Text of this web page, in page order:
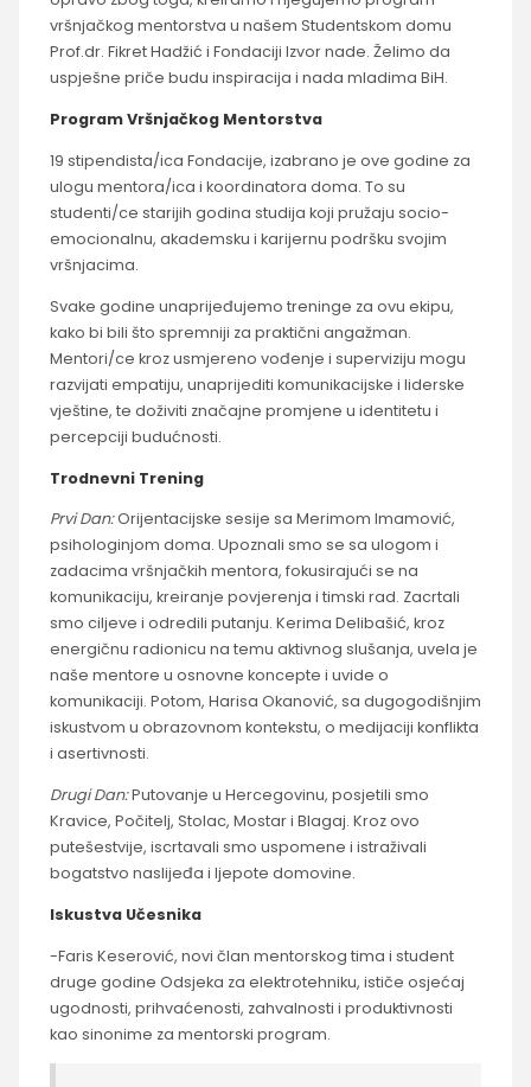
vršnjačkog mentorstva u našem Studentskom domu
Prof.dr. Fikret Hadžić i Fondaciji Izvor nade. Želimo da
uspješne priče budu inspiracija i nada mladima BiH.
Program Vršnjačkog Mentorstva
19 stipendista/ica Fondacije, izabrano je ove godine za
ulogu mentora/ica i koordinatora doma. To su
studenti/ce starijih godina studija koji pružaju socio-
emocionalnu, akademsku i karijernu podršku svojim
vršnjacima.
Svake godine unaprijeđujemo treninge za ovu ekipu,
kako bi bili što spremniji za praktični angažman.
Mentori/ce kroz usmjereno vođenje i superviziju mogu
razvijati empatiju, unaprijediti komunikacijske i liderske
vještine, te doživiti značajne promjene u identitetu i
percepciji budućnosti.
Trodnevni Trening
Prvi Dan:Orijentacijske sesije sa Merimom Imamović,
psihologinjom doma. Upoznali smo se sa ulogom i
zadacima vršnjačkih mentora, fokusirajući se na
komunikaciju, kreiranje povjerenja i timski rad. Zacrtali
smo ciljeve i odredili putanju. Kerima Delibašić, kroz
energičnu radionicu na temu aktivnog slušanja, uvela je
naše mentore u osnovne koncepte i uvide o
komunikaciji. Potom, Harisa Okanović, sa dugogodišnjim
iskustvom u obrazovnom kontekstu, o medijaciji konflikta
i asertivnosti.
Drugi Dan:Putovanje u Hercegovinu, posjetili smo
Kravice, Počitelj, Stolac, Mostar i Blagaj. Kroz ovo
putešestvije, iscrtavali smo uspomene i istraživali
bogatstvo naslijeđa i ljepote domovine.
Iskustva Učesnika
-Faris Keserović, novi član mentorskog tima i student
druge godine Odsjeka za elektrotehniku, ističe osjećaj
ugodnosti, prihvaćenosti, zahvalnosti i produktivnosti
kao sinonime za mentorski program.